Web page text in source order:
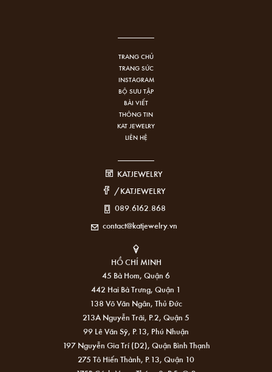
TRANG CHỦ
TRANG SỨC
INSTAGRAM
BỘ SƯU TẬP
BÀI VIẾT
THÔNG TIN
KAT JEWELRY
LIÊN HỆ
KATJEWELRY
/KATJEWELRY
089.6162.868
contact@katjewelry.vn
HỒ CHÍ MINH
45 Bà Hom, Quận 6
442 Hai Bà Trưng, Quận 1
138 Võ Văn Ngân, Thủ Đức
213A Nguyễn Trãi, P.2, Quận 5
99 Lê Văn Sỹ, P.13, Phú Nhuận
197 Nguyễn Gia Trí (D2), Quận Bình Thạnh
275 Tô Hiến Thành, P.13, Quận 10